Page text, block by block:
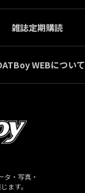
雑誌定期購読
WEBについて
タ・写真・
ます。